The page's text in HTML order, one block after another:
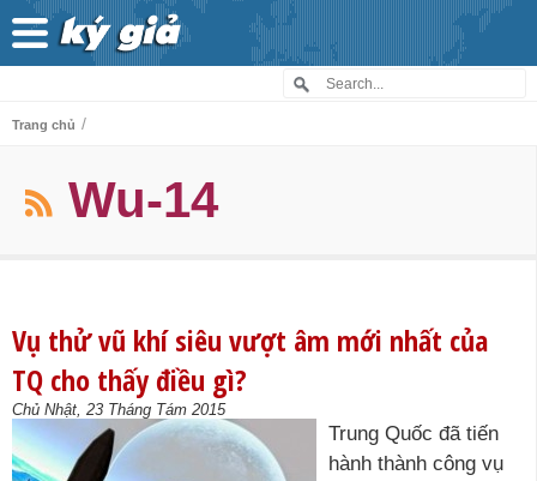
Trang chủ /
Wu-14
Vụ thử vũ khí siêu vượt âm mới nhất của
TQ cho thấy điều gì?
Chủ Nhật, 23 Tháng Tám 2015
Trung Quốc đã tiến
hành thành công vụ